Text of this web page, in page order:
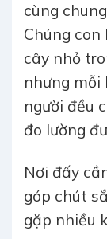
cùng
Chúng
cây nhỏ
nhưng mỗi
người đều
đo lường
Nơi đấy
góp chút
gặp nhiều